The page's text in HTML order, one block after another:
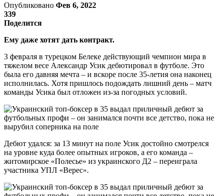
Опубликовано Фев 6, 2022
339
Поделится
Ему даже хотят дать контракт.
3 февраля в турецком Белеке действующий чемпион мира в
тяжелом весе Александр Усик дебютировал в футболе. Это
была его давняя мечта – и вскоре после 35-летия она наконец
исполнилась. Хотя пришлось подождать лишний день – матч
команды Усика был отложен из-за погодных условий.
Дебют удался: за 13 минут на поле Усик достойно смотрелся
на уровне куда более опытных игроков, а его команда –
житомирское «Полесье» из украинского Д2 – переиграла
участника УПЛ «Верес».